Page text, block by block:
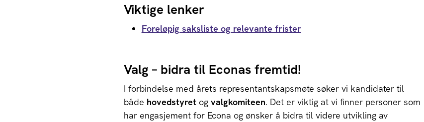
Viktige lenker
Foreløpig saksliste og relevante frister
Valg – bidra til Econas fremtid!
I forbindelse med årets representantskapsmøte søker vi kandidater til
både hovedstyretog valgkomiteen. Det er viktig at vi finner personer som
har engasjement for Econa og ønsker å bidra til videre utvikling av